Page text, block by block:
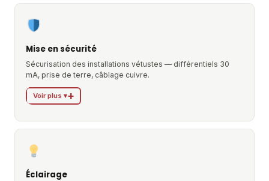
Mise en sécurité
Sécurisation des installations vétustes — différentiels 30
mA, prise de terre, câblage cuivre.
Voir plus ▾
Éclairage